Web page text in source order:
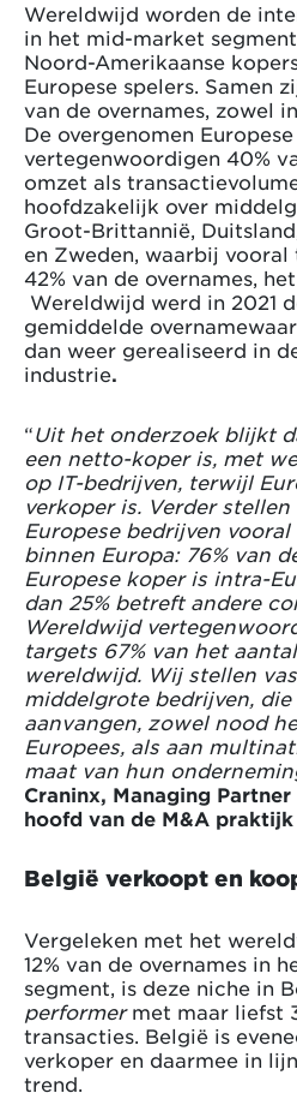
Wereldwijd worden de
in het mid-market
Noord-Amerikaanse
Europese spelers. Samen
van de overnames, zowel
De overgenomen
vertegenwoordigen 40%
omzet als
hoofdzakelijk over
Groot-Brittannië,
en Zweden, waarbij
42% van de overnames,
Wereldwijd werd in 2021
gemiddelde
dan weer gerealiseerd in
industrie.
“Uit het onderzoek blijkt
een netto-koper is, met
op IT-bedrijven, terwijl
verkoper is. Verder
Europese bedrijven
binnen Europa: 76% van
Europese koper is intra-
dan 25% betreft andere
Wereldwijd
targets 67% van het
wereldwijd. Wij stellen
middelgrote bedrijven,
aanvangen, zowel nood
Europees, als aan
maat van hun
Craninx, Managing
hoofd van de M&A
België verkoopt en
Vergeleken met het
12% van de overnames in
segment, is deze niche in
performermet maar liefst
transacties. België is
verkoper en daarmee in
trend.